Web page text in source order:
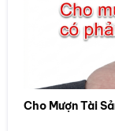
Cho Mượn Tài